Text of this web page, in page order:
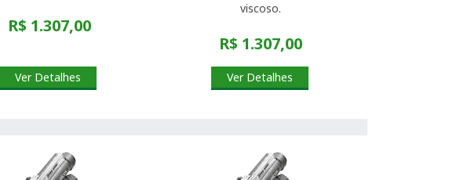
R$ 1.307,00
Ver Detalhes
viscoso.
R$ 1.307,00
Ver Detalhes